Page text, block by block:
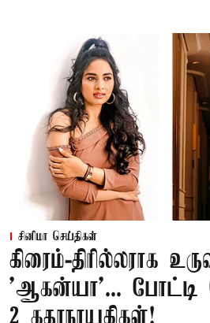
சினிமா செய்திகள்
கிரைம்-திரில்லராக
'ஆகன்யா'... போட்டி